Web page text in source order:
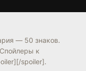
— 50 знаков.
к
spoiler].